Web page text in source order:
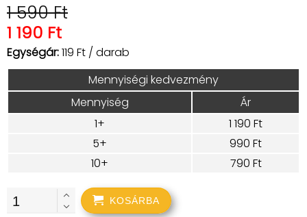
1 590 Ft
1 190 Ft
Egységár:119 Ft / darab
Mennyiségi kedvezmény
Mennyiség
Ár
1+
1 190 Ft
5+
990 Ft
10+
790 Ft
KOSÁRBA